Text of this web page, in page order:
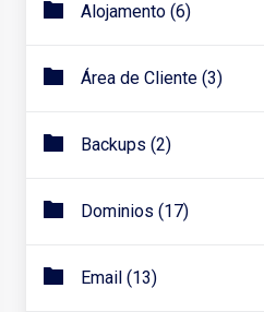
Alojamento (6)
Área de Cliente (3)
Backups (2)
Dominios (17)
Email (13)